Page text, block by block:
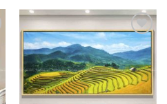
Add to
Wishlist